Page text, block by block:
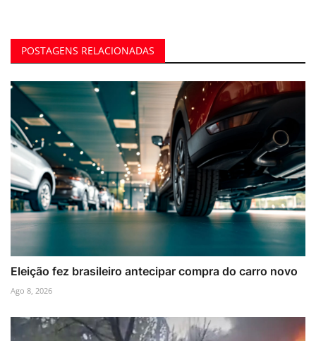
POSTAGENS RELACIONADAS
Eleição fez brasileiro antecipar compra do carro novo
Ago 8, 2026